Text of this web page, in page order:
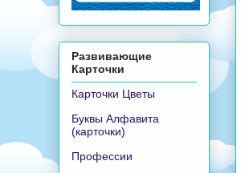
Развивающие
Карточки
Карточки Цветы
Буквы Алфавита
(карточки)
Профессии